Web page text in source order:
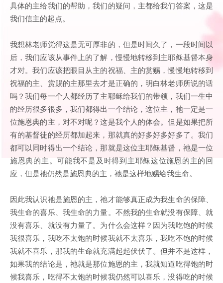
具体的主给我们的帮助，我们的疑问，主都给我们答案，这是
我们信主的起点。
我想林老师觉得这是无可厚非的，但是时间久了，一段时间以
后，我们应该从事件上的了解，慢慢地转移到主耶稣基督本身
才对。我们应该把眼目从主的祝福、主的赏赐，慢慢地转移到
祝福的主、赏赐的主那里去才是正确的，明白林老师所说的话
吗？我们每一个人都经历了主耶稣给我们的带领，我们一生中
的经历很多很多，我们都得出一个结论，这位主，祂一定是一
位施恩典的主，对不对呢？这是我个人的体会。但是如果把所
有的基督徒的经历都加起来，那就真的好多好多好多了。我们
都可以同时得出一个结论，那就是这位主耶稣基督，祂是一位
施恩典的主。可能我不是及时得到主耶稣这位施恩的主的回
应，但是祂仍然是施恩典的主，祂是这样地赐给我生命。
因此我认识祂是施恩的主，祂才能够真正成为我生命的保障、
我生命的喜乐、我生命的力量。不然我的生命就没有保障、就
没有喜乐、就没有力量了。为什么会这样？因为我吃饱的时候
我很喜乐，我吃不太饱的时候我就不太喜乐，我吃不饱的时候
我就不喜乐，那我的生命就充满起起伏伏了。但并不是这样，
如果我的结论是，祂就是那位施恩的主，我就知道吃得饱的时
候我喜乐，吃得不太饱的时候我仍然可以喜乐，没得吃的时候